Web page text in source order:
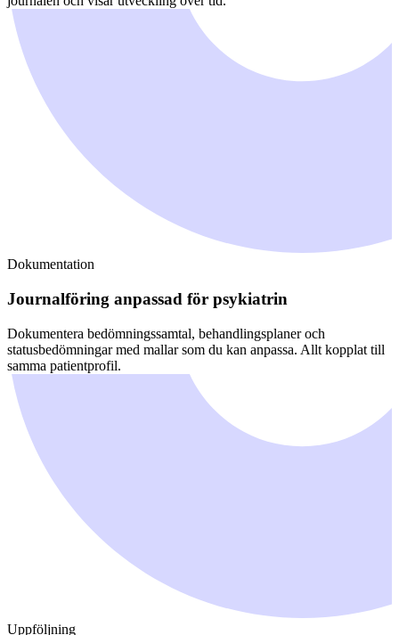
Dokumentation
Journalföring anpassad för psykiatrin
Dokumentera bedömningssamtal, behandlingsplaner och
statusbedömningar med mallar som du kan anpassa. Allt kopplat till
samma patientprofil.
Uppföljning